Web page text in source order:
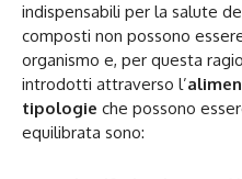
indispensabili per la salute
composti non possono
organismo e, per questa
introdotti attraverso l’
tipologie che possono
equilibrata sono: